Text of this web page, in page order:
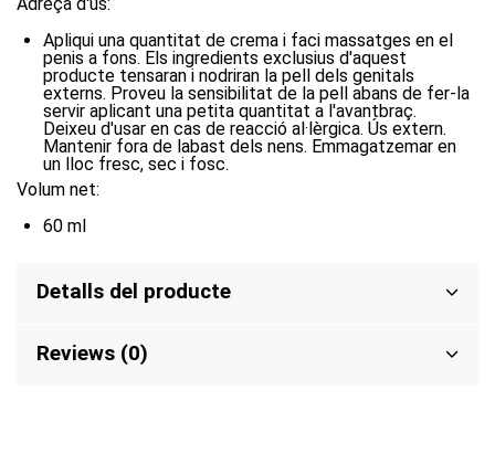
Apliqui una quantitat de crema i faci massatges en el
penis a fons. Els ingredients exclusius d'aquest
producte tensaran i nodriran la pell dels genitals
externs. Proveu la sensibilitat de la pell abans de fer-la
servir aplicant una petita quantitat a l'avantbraç.
Deixeu d'usar en cas de reacció al·lèrgica. Ús extern.
Mantenir fora de labast dels nens. Emmagatzemar en
un lloc fresc, sec i fosc.
Volum net:
60 ml
Detalls del producte
Reviews (0)